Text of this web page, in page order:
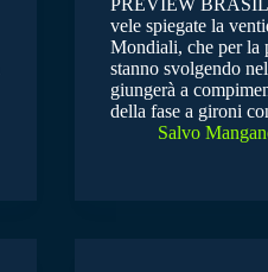
vele spiegate la
Mondiali, che per la
stanno svolgendo
giungerà a
della fase a gironi
Salvo